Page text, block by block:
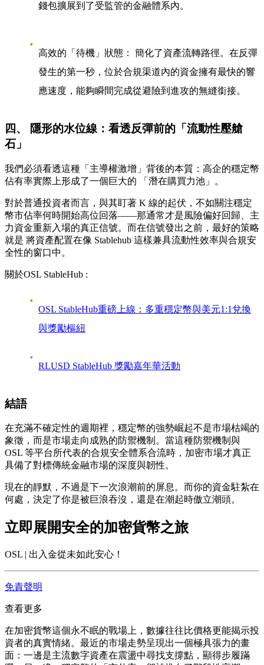
錢包擴展到了受監管的金融體系內。
高效的「待機」狀態：
簡化了資產流轉路徑。在反彈
發生的第一秒，位於合規渠道內的資金擁有最快的響
應速度，能夠瞬間完成從避險到進攻的無縫銜接。
四、 隱形的水位線：看透反彈前的「流動性壓艙
石」
我們必須看透這種「主導權激增」背後的本質：高企的穩定幣
佔有率實際上形成了一個巨大的
「潛在購買力池」 。
對於普通投資者而言，與其盯著 K 線的起伏，不如關注穩定
幣市佔率何時開始高位回落——那通常才是風險偏好回歸、主
力資金重新入場的真正信號。而在信號發出之前，最好的策略
就是 將資產配置在像 Stablehub 這樣兼具流動性效率與合規安
全性的窗口中。
關於OSL StableHub :
OSL StableHub重磅上線：多重穩定幣與美元1:1兌換
與獎勵樞紐
RLUSD StableHub 獎勵嘉年華活動
結語
在充滿不確定性的週期裡，穩定幣的強勢崛起不是市場枯竭的
象徵，而是市場走向成熟的防禦機制。當這種防禦機制與
OSL 等平台所代表的合規安全體系合流時，加密市場才真正
具備了對標傳統金融市場的深度與韌性。
現在的靜默，不過是下一次浪潮前的屏息。而你的資金駐紮在
何處，決定了你是被巨浪吞沒，還是在潮起時傲立潮頭。
立即展開安全的加密貨幣之旅
OSL | 出入金從未如此安心！
免責聲明
查看更多
在加密貨幣這個永不眠的戰場上，數據往往比價格更能揭示投
資者的真實情緒。最近的市場走勢呈現出一個極具張力的畫
面：一邊是主流數字資產在震盪中尋找支撐點，顯得步履蹣